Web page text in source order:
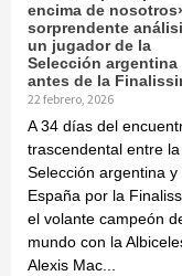
encima de
sorprendente
un jugador de la
Selección argentina
antes de la
22 febrero, 2026
A 34 días del
trascendental entre la
Selección argentina y
España por la
el volante campeón
mundo con la
Alexis Mac...